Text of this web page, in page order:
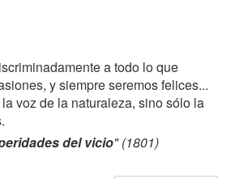
a todo lo que
y siempre seremos felices...
voz de la naturaleza, sino sólo la
del vicio" (1801)